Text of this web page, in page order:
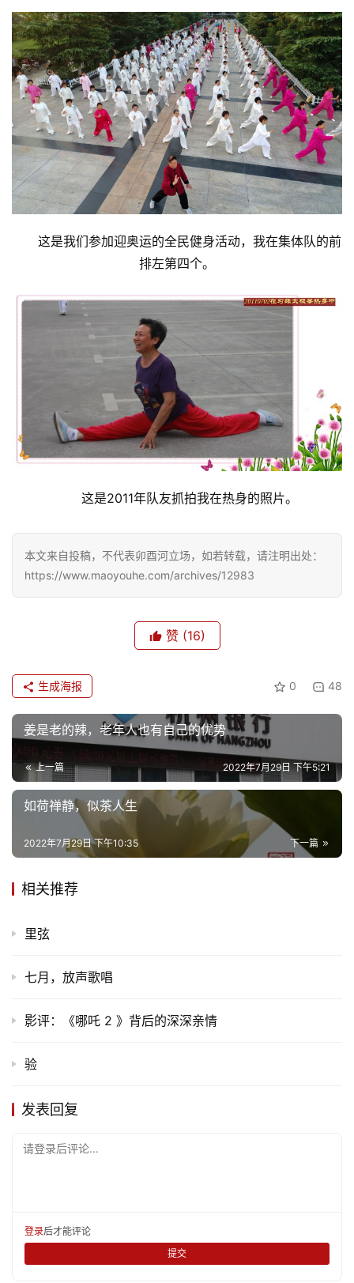
这是我们参加迎奥运的全民健身活动，我在集体队的前
排左第四个。
这是2011年队友抓拍我在热身的照片。
本文来自投稿，不代表卯酉河立场，如若转载，请注明出处：
https://www.maoyouhe.com/archives/12983
赞 (16)
0 48
生成海报
姜是老的辣，老年人也有自己的优势
上一篇 2022年7月29日 下午5:21
如荷禅静，似茶人生
下一篇
2022年7月29日 下午10:35
相关推荐
里弦
七月，放声歌唱
影评：《哪吒 2 》背后的深深亲情
验
发表回复
请登录后评论...
登录后才能评论
提交